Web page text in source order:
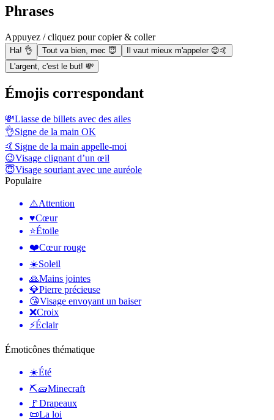
Phrases
Appuyez / cliquez pour copier & coller
Ha! 👌 Tout va bien, mec 😇
Il vaut mieux m'appeler 😉🤙
L'argent, c'est le but! 💸
Émojis correspondant
💸Liasse de billets avec des ailes
👌Signe de la main OK
🤙 Signe de la main appelle-moi
😉Visage clignant d’un œil
😇Visage souriant avec une auréole
Populaire
⚠️Attention
♥️Cœur
⭐Étoile
❤️Cœur rouge
☀️Soleil
🙏Mains jointes
💎Pierre précieuse
😘Visage envoyant un baiser
❌Croix
⚡Éclair
Émoticônes thématique
☀️Été
⛏🧱Minecraft
🚩Drapeaux
📜La loi